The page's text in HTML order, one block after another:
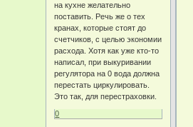
на кухне желательно
поставить. Речь же о тех
кранах, которые стоят до
счетчиков, с целью экономии
расхода. Хотя как уже кто-то
написал, при выкуривании
регулятора на 0 вода должна
перестать циркулировать.
Это так, для перестраховки.
0